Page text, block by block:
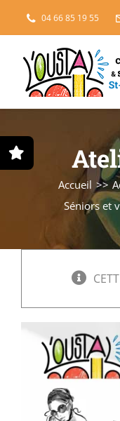
Passer
au
contenu
04 66 85 19 55
Projets solidaires
L’accueil
Séniors, Vie locale
Accueil
Séniors et